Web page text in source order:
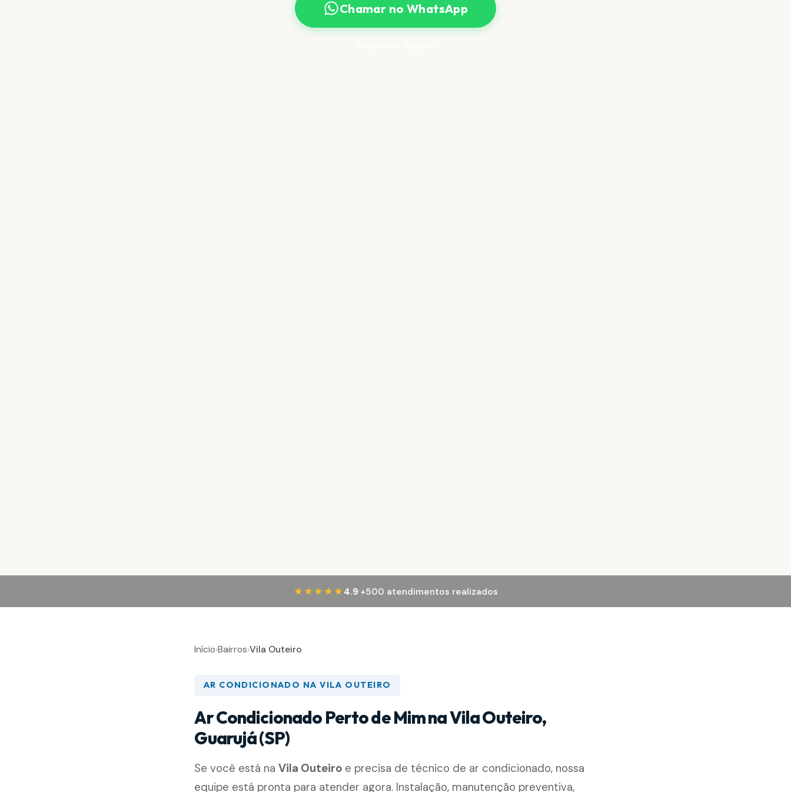
Chamar no WhatsApp
★★★★★ 4.9·+500 atendimentos realizados
Início›Bairros›Vila Outeiro
AR CONDICIONADO NA VILA OUTEIRO
Ar Condicionado Perto de Mim na Vila Outeiro,
Guarujá (SP)
Se você está naVila Outeiro e precisa de técnico de ar condicionado, nossa
equipe está pronta para atender agora. Instalação, manutenção preventiva,